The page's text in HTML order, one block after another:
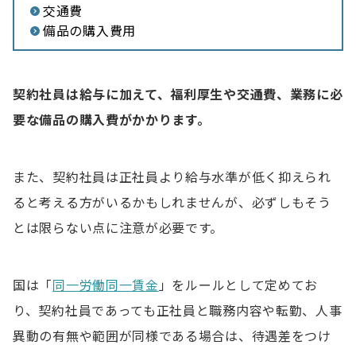
交通費
備品の購入費用
契約社員は給与に加えて、福利厚生や交通費、業務に必
要な備品の購入費がかかります。
また、契約社員は正社員より給与水準が低く抑えられ
ると考える方がいるかもしれませんが、必ずしもそう
とは限らない点に注意が必要です。
国は「 同一労働同一賃金 」をルールとして定めてお
り、契約社員であっても正社員と職務内容や転勤、人事
異動の有無や範囲が同様である場合は、待遇差をつけ